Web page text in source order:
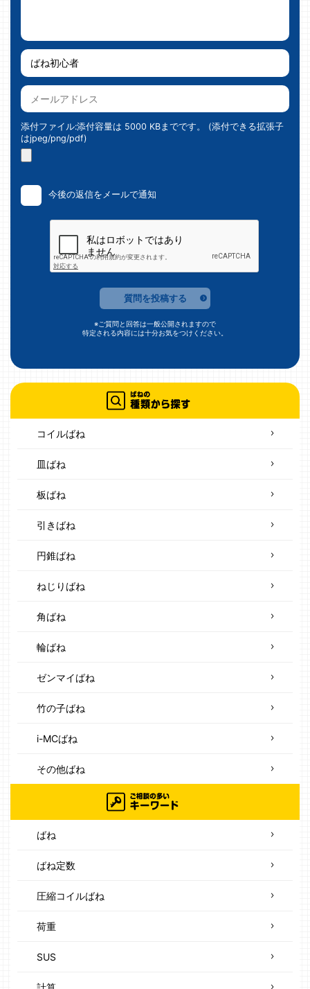
添付ファイル:添付容量は 5000 KBまでです。 (添付できる拡張子
はjpeg/png/pdf)
今後の返信をメールで通知
質問を投稿する
※ご質問と回答は一般公開されますので
特定される内容には十分お気をつけください。
コイルばね
皿ばね
板ばね
引きばね
円錐ばね
ねじりばね
角ばね
輪ばね
ゼンマイばね
竹の子ばね
i-MCばね
その他ばね
ばね
ばね定数
圧縮コイルばね
荷重
SUS